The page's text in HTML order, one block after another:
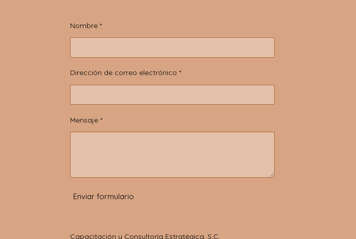
Nombre *
Dirección de correo electrónico *
Mensaje *
Enviar formulario
Capacitación y Consultoría Estratégica, S.C.